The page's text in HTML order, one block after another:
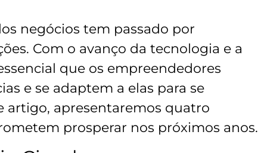
negócios tem passado por
Com o avanço da tecnologia e a
que os empreendedores
e se adaptem a elas para se
apresentaremos quatro
prosperar nos próximos anos.